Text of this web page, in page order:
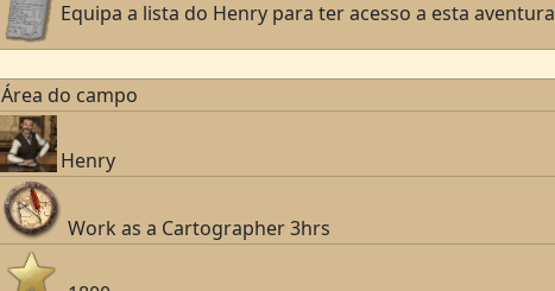
Equipa a lista do Henry para ter acesso a esta aventura
Área do campo
Henry
Work as a Cartographer 3hrs